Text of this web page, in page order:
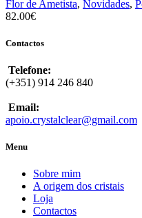
Flor de Ametista, Novidades,
82.00€
Contactos
Telefone:
(+351) 914 246 840
Email:
apoio.crystalclear@gmail.com
Menu
Sobre mim
A origem dos cristais
Loja
Contactos